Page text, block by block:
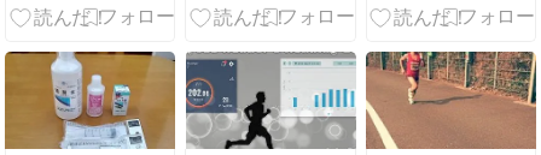
増 ── クリエ
攻略法